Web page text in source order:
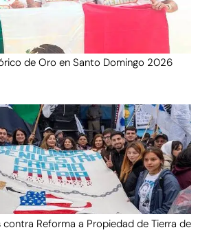
de Oro en Santo Domingo 2026
Reforma a Propiedad de Tierra de